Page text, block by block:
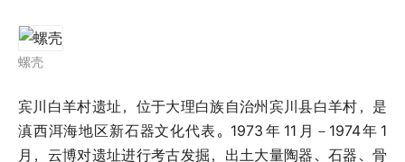
螺壳
宾川白羊村遗址，位于大理白族自治州宾川县白羊村，是
滇西洱海地区新石器文化代表。1973 年 11 月－1974年 1
月，云博对遗址进行考古发掘，出土大量陶器、石器、骨